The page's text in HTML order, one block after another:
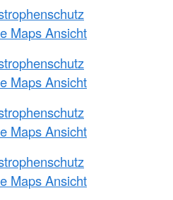
Maps Ansicht
Maps Ansicht
Maps Ansicht
Maps Ansicht